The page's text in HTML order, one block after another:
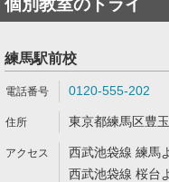
個別教室のトライ
練馬駅前校
0120-555-202
東京都練馬区豊
西武池袋線 練馬
西武池袋線 桜台